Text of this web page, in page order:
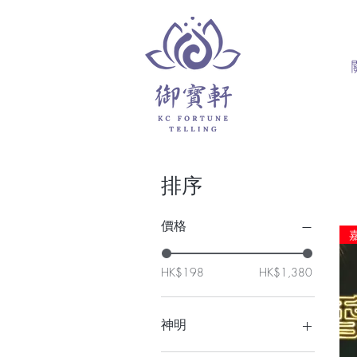
排序
價格
HK$198 HK$1,380
神明